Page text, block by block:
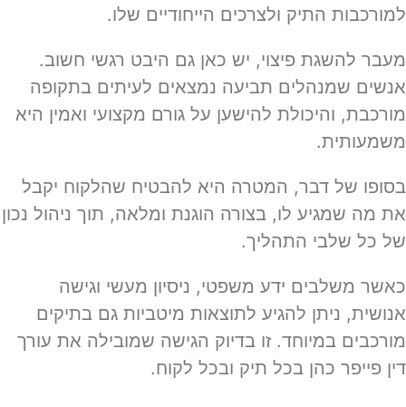
למורכבות התיק ולצרכים הייחודיים שלו.
מעבר להשגת פיצוי, יש כאן גם היבט רגשי חשוב.
אנשים שמנהלים תביעה נמצאים לעיתים בתקופה
מורכבת, והיכולת להישען על גורם מקצועי ואמין היא
משמעותית.
בסופו של דבר, המטרה היא להבטיח שהלקוח יקבל
את מה שמגיע לו, בצורה הוגנת ומלאה, תוך ניהול נכון
של כל שלבי התהליך.
כאשר משלבים ידע משפטי, ניסיון מעשי וגישה
אנושית, ניתן להגיע לתוצאות מיטביות גם בתיקים
מורכבים במיוחד. זו בדיוק הגישה שמובילה את עורך
דין פייפר כהן בכל תיק ובכל לקוח.